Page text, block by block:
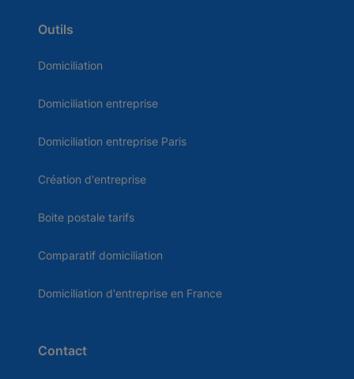
Outils
Domiciliation
Domiciliation entreprise
Domiciliation entreprise Paris
Création d'entreprise
Boite postale tarifs
Comparatif domiciliation
Domiciliation d'entreprise en France
Contact